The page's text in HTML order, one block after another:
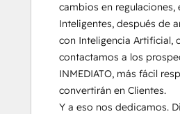
cambios en regulaciones,
Inteligentes, después de
con Inteligencia Artificial,
contactamos a los
INMEDIATO, más fácil
convertirán en Clientes.
Y a eso nos dedicamos.